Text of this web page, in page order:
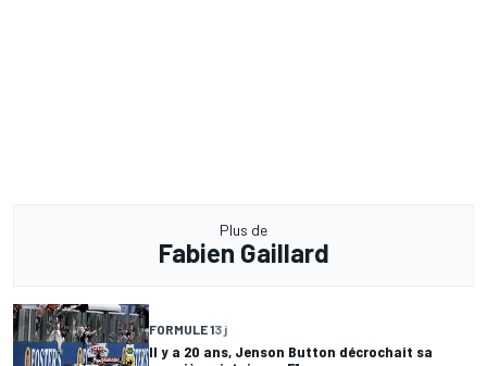
Plus de
Fabien Gaillard
FORMULE 13 j
Il y a 20 ans, Jenson Button décrochait sa